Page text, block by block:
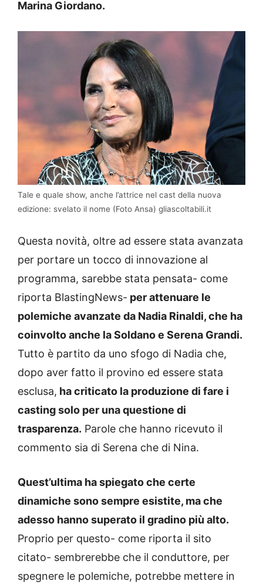
Marina Giordano.
Tale e quale show, anche l’attrice nel cast della nuova
edizione: svelato il nome (Foto Ansa) gliascoltabili.it
Questa novità, oltre ad essere stata avanzata
per portare un tocco di innovazione al
programma, sarebbe stata pensata- come
riporta BlastingNews- per attenuare le
polemiche avanzate da Nadia Rinaldi, che ha
coinvolto anche la Soldano e Serena Grandi.
Tutto è partito da uno sfogo di Nadia che,
dopo aver fatto il provino ed essere stata
esclusa, ha criticato la produzione di fare i
casting solo per una questione di
trasparenza. Parole che hanno ricevuto il
commento sia di Serena che di Nina.
Quest’ultima ha spiegato che certe
dinamiche sono sempre esistite, ma che
adesso hanno superato il gradino più alto.
Proprio per questo- come riporta il sito
citato- sembrerebbe che il conduttore, per
spegnere le polemiche, potrebbe mettere in